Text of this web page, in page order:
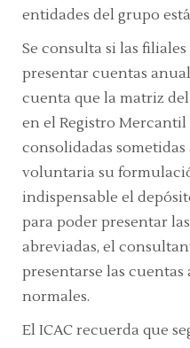
entidades del grupo
Se consulta si las
presentar cuentas
cuenta que la matriz
en el Registro Mercantil
consolidadas
voluntaria su
indispensable el
para poder presentar
abreviadas, el
presentarse las cuentas
normales.
El ICAC recuerda que